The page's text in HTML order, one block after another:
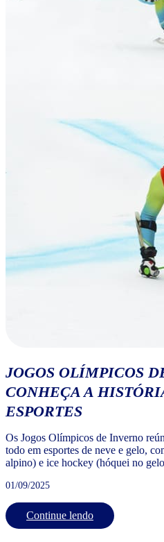
JOGOS OLÍMPICOS
CONHEÇA A
ESPORTES
Os Jogos Olímpicos de Inverno
todo em esportes de neve e gelo,
alpino) e ice hockey (hóquei no
01/09/2025
Continue lendo